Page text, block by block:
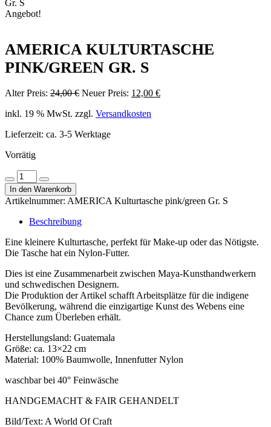
Gr. S
Angebot!
AMERICA KULTURTASCHE
PINK/GREEN GR. S
Alter Preis: 24,00€ Ursprünglicher
war:
Neuer Preis: 12,00 €Aktueller
inkl. 19 % MwSt. zzgl. Versandkosten
Lieferzeit: ca. 3-5 Werktage
Vorrätig
Menge
verringern
AMERICA
Kulturtasche
pink/green
Gr.
S
Menge
Menge
erhöhen
In den Warenkorb
Artikelnummer: AMERICA Kulturtasche pink/green Gr. S
Beschreibung
Eine kleinere Kulturtasche, perfekt für Make-up oder das Nötigste.
Die Tasche hat ein Nylon-Futter.
Dies ist eine Zusammenarbeit zwischen Maya-Kunsthandwerkern
und schwedischen Designern.
Die Produktion der Artikel schafft Arbeitsplätze für die indigene
Bevölkerung, während die einzigartige Kunst des Webens eine
Chance zum Überleben erhält.
Herstellungsland: Guatemala
Größe: ca. 13×22 cm
Material: 100% Baumwolle, Innenfutter Nylon
waschbar bei 40° Feinwäsche
HANDGEMACHT & FAIR GEHANDELT
Bild/Text: A World Of Craft